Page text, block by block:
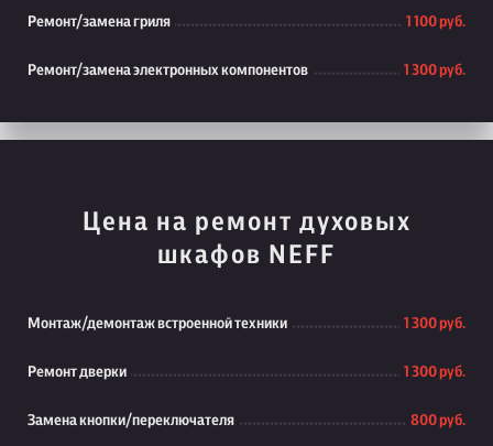
Ремонт/замена гриля 1 100 руб.
Ремонт/замена электронных компонентов 1 300 руб.
Цена на ремонт духовых
шкафов NEFF
Монтаж/демонтаж встроенной техники 1 300 руб.
Ремонт дверки 1 300 руб.
Замена кнопки/переключателя 800 руб.